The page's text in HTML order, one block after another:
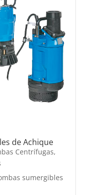
de Achique
Centrífugas,
sumergibles